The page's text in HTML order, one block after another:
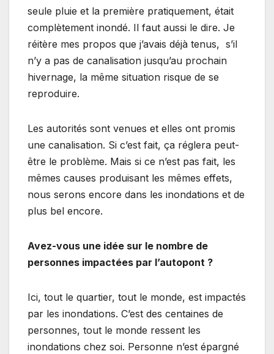
seule pluie et la première pratiquement, était
complètement inondé. Il faut aussi le dire. Je
réitère mes propos que j’avais déjà tenus, s’il
n’y a pas de canalisation jusqu’au prochain
hivernage, la même situation risque de se
reproduire.
Les autorités sont venues et elles ont promis
une canalisation. Si c’est fait, ça réglera peut-
être le problème. Mais si ce n’est pas fait, les
mêmes causes produisant les mêmes effets,
nous serons encore dans les inondations et de
plus bel encore.
Avez-vous une idée sur le nombre de
personnes impactées par l’autopont ?
Ici, tout le quartier, tout le monde, est impactés
par les inondations. C’est des centaines de
personnes, tout le monde ressent les
inondations chez soi. Personne n’est épargné